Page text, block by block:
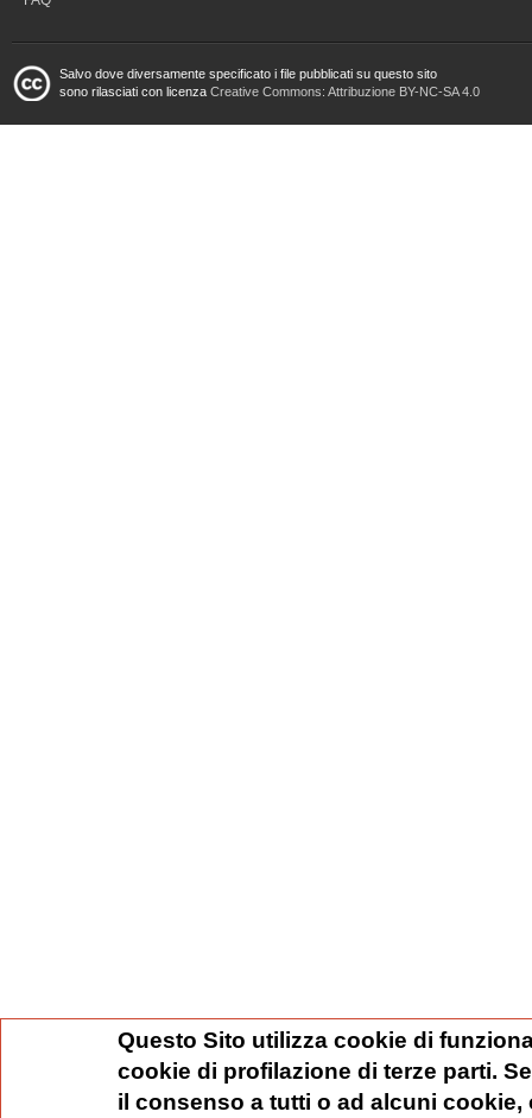
Salvo dove diversamente specificato i file pubblicati su questo sito
sono rilasciati con licenza Creative Commons: Attribuzione BY-NC-SA 4.0
Questo Sito utilizza cookie di
cookie di profilazione di terze parti.
il consenso a tutti o ad alcuni